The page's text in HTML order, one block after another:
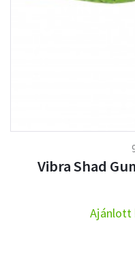
Vibra Shad
Ajánlott